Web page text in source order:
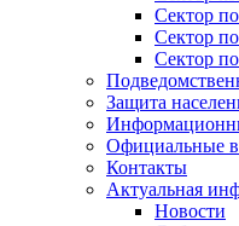
Сектор
Сектор
Сектор
Защита
Официальные
Контакты
Актуальная
Новости